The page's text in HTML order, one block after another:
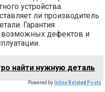
устройства.
ли производитель
Гарантия
возможных дефектов и
найти нужную деталь
Powered by Inline Related Posts